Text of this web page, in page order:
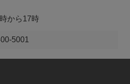
から17時
5001